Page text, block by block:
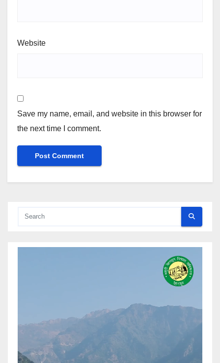
Website
Save my name, email, and website in this browser for
the next time I comment.